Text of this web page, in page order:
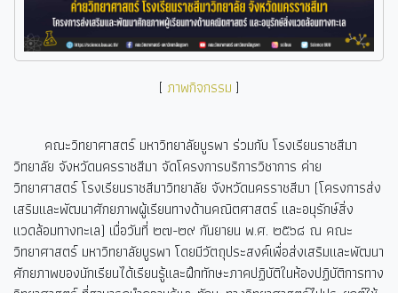
[ ภาพกิจกรรม ]
คณะวิทยาศาสตร์ มหาวิทยาลัยบูรพา ร่วมกับ โรงเรียนราชสีมา
วิทยาลัย จังหวัดนครราชสีมา จัดโครงการบริการวิชาการ ค่าย
วิทยาศาสตร์ โรงเรียนราชสีมาวิทยาลัย จังหวัดนครราชสีมา (โครงการส่ง
เสริมและพัฒนาศักยภาพผู้เรียนทางด้านคณิตศาสตร์ และอนุรักษ์สิ่ง
แวดล้อมทางทะเล) เมื่อวันที่ ๒๗-๒๙ กันยายน พ.ศ. ๒๕๖๘ ณ คณะ
วิทยาศาสตร์ มหาวิทยาลัยบูรพา โดยมีวัตถุประสงค์เพื่อส่งเสริมและพัฒนา
ศักยภาพของนักเรียนได้เรียนรู้และฝึกทักษะภาคปฏิบัติในห้องปฏิบัติการทาง